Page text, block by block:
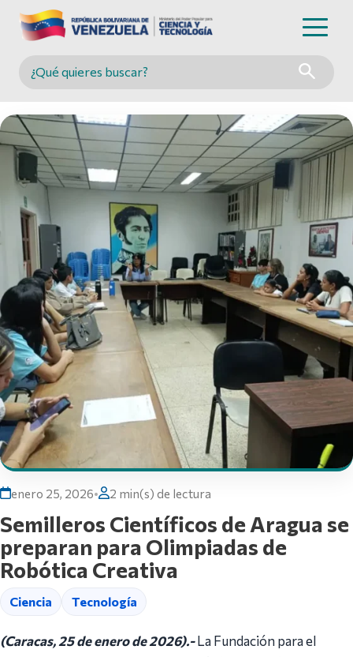
Buscar en MINCYT
enero 25, 2026• 2 min(s) de lectura
Semilleros Científicos de Aragua se
preparan para Olimpiadas de
Robótica Creativa
Ciencia Tecnología
(Caracas, 25 de enero de 2026).-La Fundación para el